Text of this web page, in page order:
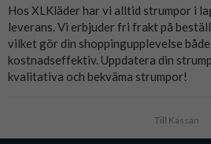
Hos XLKläder har vi alltid strumpor i
leverans. Vi erbjuder fri frakt på
vilket gör din shoppingupplevelse
kostnadseffektiv. Uppdatera din
kvalitativa och bekväma strumpor!
Till Kassan